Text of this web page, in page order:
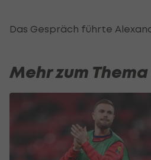
Das Gespräch führte
Mehr zum Thema